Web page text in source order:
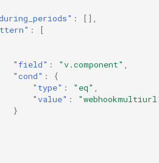
:
[],
:
[
"field" : "v.component" ,
"cond" :
{
"type" : "eq" ,
"value" :
}